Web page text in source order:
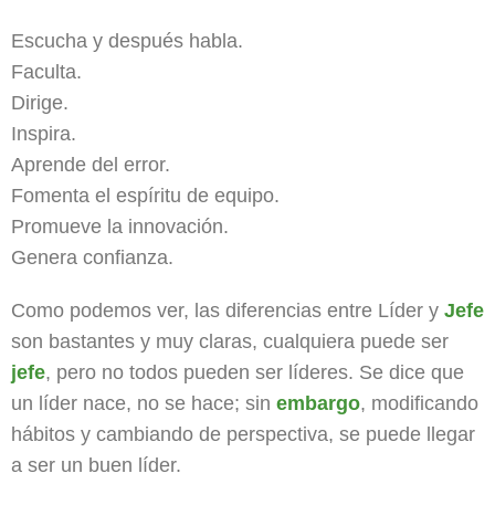
Escucha y después habla.
Faculta.
Dirige.
Inspira.
Aprende del error.
Fomenta el espíritu de equipo.
Promueve la innovación.
Genera confianza.
Como podemos ver, las diferencias entre Líder y Jefe
son bastantes y muy claras, cualquiera puede ser
jefe, pero no todos pueden ser líderes. Se dice que
un líder nace, no se hace; sin embargo, modificando
hábitos y cambiando de perspectiva, se puede llegar
a ser un buen líder.